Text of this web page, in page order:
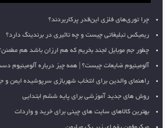
چرا توری‌های فلزی این‌قدر پرکاربردند؟
ریمیکس تبلیغاتی چیست و چه تاثیری در برندینگ دارد؟
چطور جم موبایل لجند بخریم که هم ارزان باشد هم
آلومینیوم ضایعات چیست؟ | همه چیز درباره آلومینیوم
راهنمای والدین برای انتخاب شهربازی سرپوشیده ایمن و
روش های جدید آموزشی برای پایه ششم ابتدایی
بهترین کالاهای سایت های چینی برای خرید و واردات